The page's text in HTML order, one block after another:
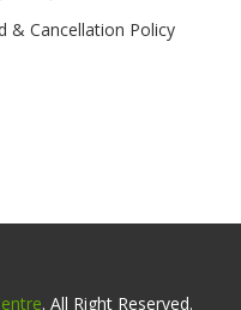
& Cancellation Policy
. All Right Reserved.